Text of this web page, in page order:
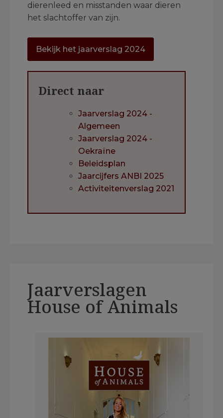
dierenleed en misstanden waar dieren
het slachtoffer van zijn.
Bekijk het jaarverslag 2024
Direct naar
Jaarverslag 2024 -
Algemeen
Jaarverslag 2024 -
Oekraïne
Beleidsplan
Jaarcijfers ANBI 2025
Activiteitenverslag 2021
Jaarverslagen
House of Animals